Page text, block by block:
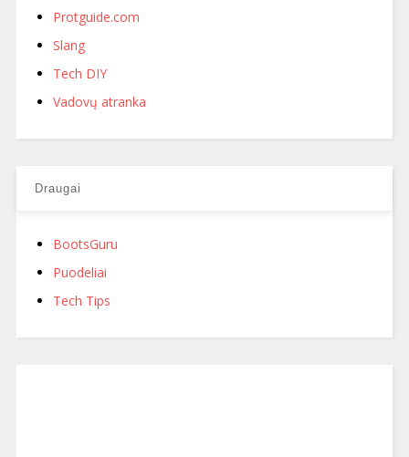
Protguide.com
Slang
Tech DIY
Vadovų atranka
Draugai
BootsGuru
Puodeliai
Tech Tips